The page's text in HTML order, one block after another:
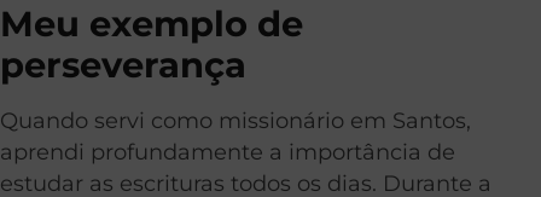
Meu exemplo de
perseverança
Quando servi como missionário em Santos,
aprendi profundamente a importância de
estudar as escrituras todos os dias. Durante a